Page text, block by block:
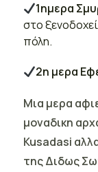
1ημερα
στο
πόλη.
2η μερα
Μια μερα
μοναδικη
Kusadasi
της Διδως